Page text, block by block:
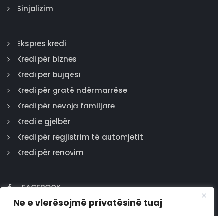
Ne e vlerësojmë privatësinë tuaj
Sinjalizimi
Ekspres kredi
Kredi për biznes
Kredi për bujqësi
Kredi për gratë ndërmarrëse
Kredi për nevoja familjare
Kredi e gjelbër
Kredi për regjistrim të automjetit
Kredi për renovim
FACEBOOK
GOOGLE